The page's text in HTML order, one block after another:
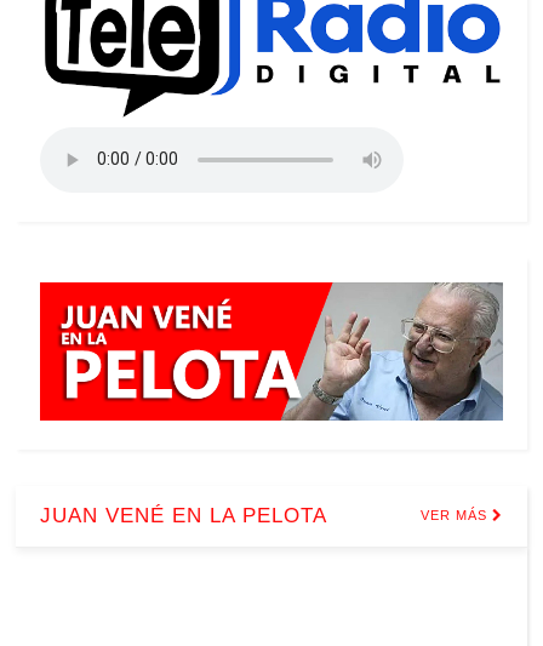
JUAN VENÉ EN LA PELOTA VER MÁS